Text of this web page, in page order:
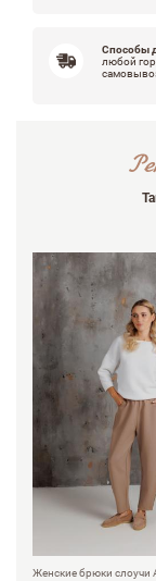
Способы
любой
Женские брюки слоучи
Достоинства
Оцените,